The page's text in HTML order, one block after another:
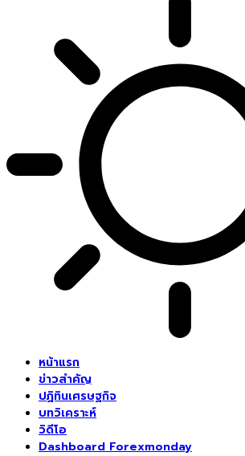
หน้าแรก
ข่าวสำคัญ
ปฏิทินเศรษฐกิจ
บทวิเคราะห์
วิดีโอ
Dashboard Forexmonday